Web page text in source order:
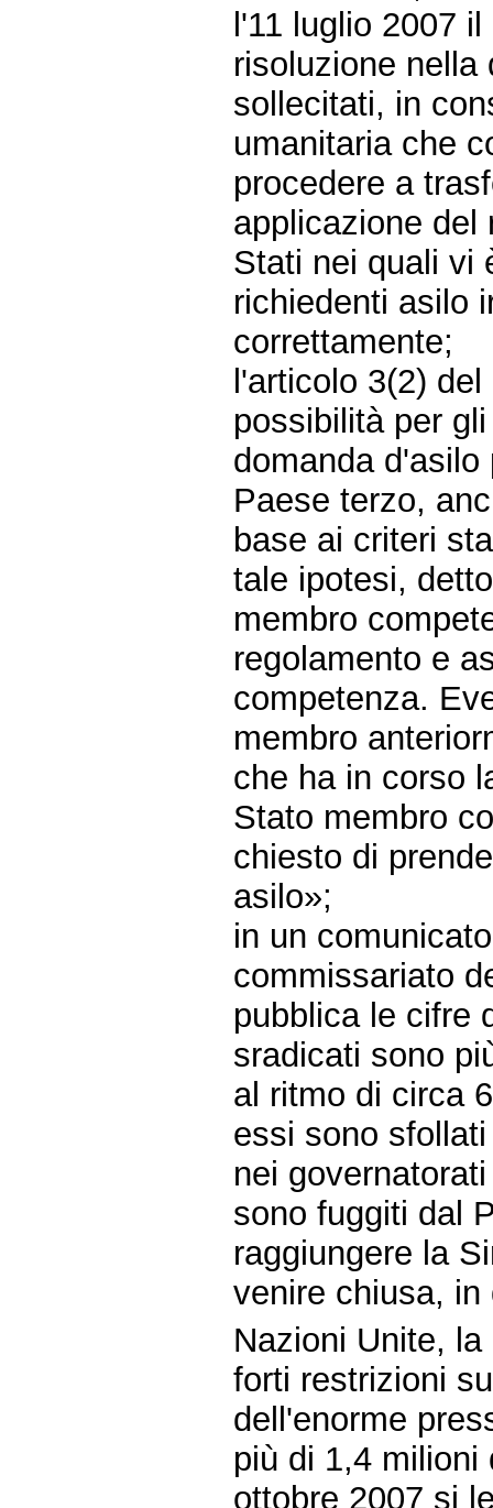
l'11 luglio 2007
risoluzione nella
sollecitati, in
umanitaria che
procedere a
applicazione del
Stati nei quali vi
richiedenti asilo
correttamente;
l'articolo 3(2)
possibilità per
domanda
Paese terzo,
base ai criteri
tale ipotesi,
membro
regolamento e
competenza.
membro
che ha in corso
Stato membro
chiesto di
asilo»;
in un
commissariato
pubblica le cifre
sradicati sono
al ritmo di circa
essi sono
nei
sono fuggiti dal
raggiungere la
venire chiusa,
Nazioni Unite,
forti restrizioni
dell'enorme
più di 1,4 milioni
ottobre 2007 si